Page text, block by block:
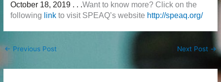
October 18, 2019 . . .Want to know more? Click on the
following link to visit SPEAQ’s website http://speaq.org/
← Previous Post Next Post →